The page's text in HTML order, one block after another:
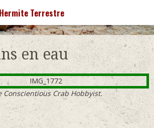
Terrestre
en eau
Conscientious Crab Hobbyist.